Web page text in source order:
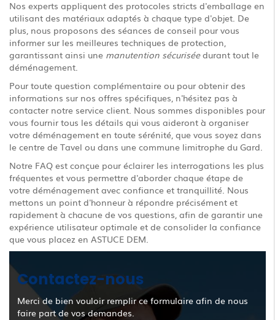
Nos experts appliquent des protocoles stricts d'emballage en
utilisant des matériaux adaptés à chaque type d'objet. De
plus, nous proposons des séances de conseil pour vous
informer sur les meilleures techniques de protection,
garantissant ainsi une manutention sécuriséedurant tout le
déménagement.
Pour toute question complémentaire ou pour obtenir des
informations sur nos offres spécifiques, n'hésitez pas à
contacter notre service client. Nous sommes disponibles pour
vous fournir tous les détails qui vous aideront à organiser
votre déménagement en toute sérénité, que vous soyez dans
le centre de Tavel ou dans une commune limitrophe du Gard.
Notre FAQ est conçue pour éclairer les interrogations les plus
fréquentes et vous permettre d'aborder chaque étape de
votre déménagement avec confiance et tranquillité. Nous
mettons un point d'honneur à répondre précisément et
rapidement à chacune de vos questions, afin de garantir une
expérience utilisateur optimale et de consolider la confiance
que vous placez en ASTUCE DEM.
Contactez-nous
Merci de bien vouloir remplir ce formulaire afin de nous
faire part de vos demandes.